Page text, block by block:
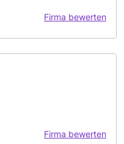
Firma bewerten
Firma bewerten